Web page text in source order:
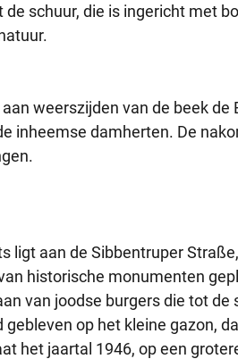
schuur, die is ingericht met
weerszijden van de beek
inheemse damherten. De
ligt aan de Sibbentruper
historische monumenten
van joodse burgers die tot
op het kleine gazon,
het jaartal 1946, op een